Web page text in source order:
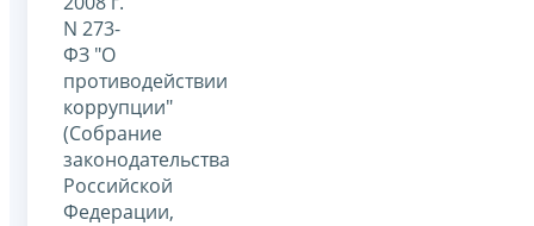
N 273-
ФЗ "О
противодействии
коррупции"
(Собрание
законодательства
Российской
Федерации,